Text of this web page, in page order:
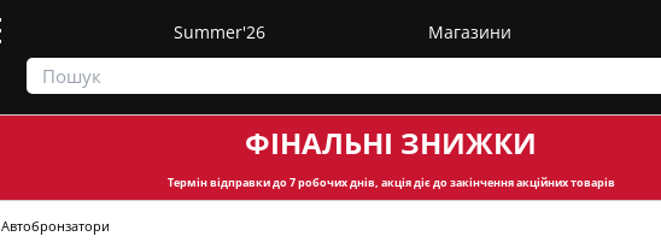
Summer'26 Магазини
ФІНАЛЬНІ ЗНИЖКИ
Термін відправкидо 7 робочих днів, акція діє до закінчення акційних товарів
Автобронзатори